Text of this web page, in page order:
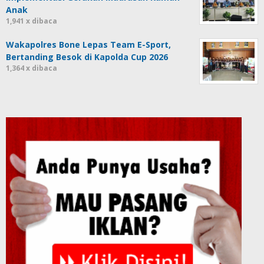
Anak
1,941 x dibaca
Wakapolres Bone Lepas Team E-Sport,
Bertanding Besok di Kapolda Cup 2026
1,364 x dibaca